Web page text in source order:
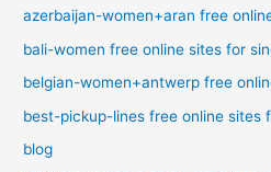
azerbaijan-women+aran free
bali-women free online sites for
belgian-women+antwerp free
best-pickup-lines free online sites
blog